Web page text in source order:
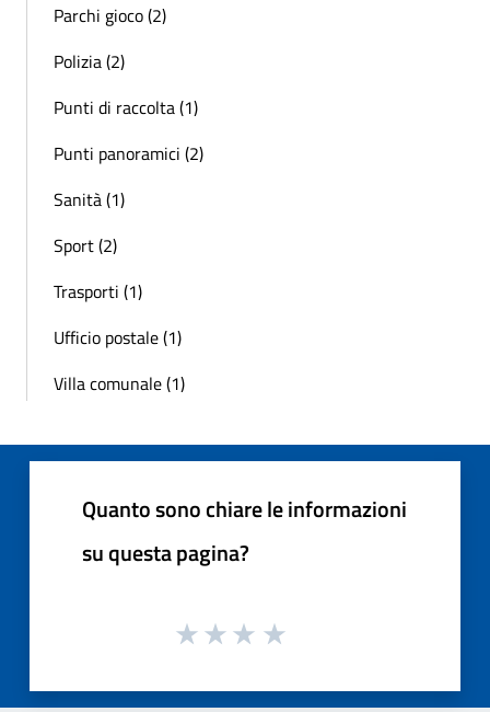
Parchi gioco (2)
Polizia (2)
Punti di raccolta (1)
Punti panoramici (2)
Sanità (1)
Sport (2)
Trasporti (1)
Ufficio postale (1)
Villa comunale (1)
Quanto sono chiare le informazioni
su questa pagina?